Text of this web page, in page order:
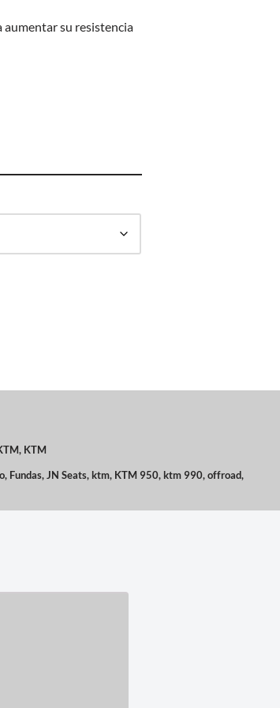
aumentar su resistencia
, KTM
, Fundas,JN Seats, ktm, KTM 950, ktm 990,offroad,